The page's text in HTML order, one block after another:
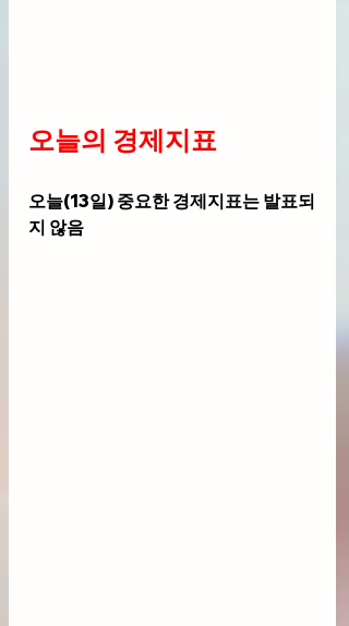
오늘의 경제지표
오늘(13일) 중요한 경제지표는 발표되
지 않음